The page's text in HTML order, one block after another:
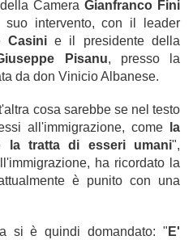
CameraGianfranco Fini
intervento, con il leader
Casinie il presidente della
Pisanu, presso la
da don Vinicio Albanese.
cosa sarebbe se nel testo
all'immigrazione, come
la
la tratta di esseri umani",
ha ricordato la
è punito con una
si è quindi domandato: " E'